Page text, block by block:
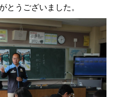
とうございました。